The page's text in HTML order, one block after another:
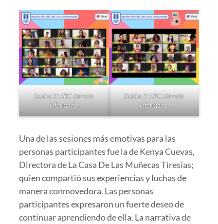
Sesión: El ABC del voto
informado.
Sesión: El ABC del voto
informado.
Una de las sesiones más emotivas para las
personas participantes fue la de Kenya Cuevas,
Directora de La Casa De Las Muñecas Tiresias;
quien compartió sus experiencias y luchas de
manera conmovedora. Las personas
participantes expresaron un fuerte deseo de
continuar aprendiendo de ella. La narrativa de